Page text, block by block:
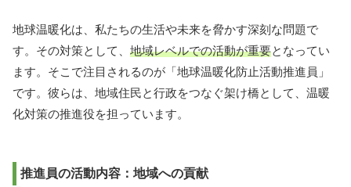
地球温暖化は、私たちの生活や未来を脅かす深刻な問題で
す。その対策として、 地域レベルでの活動が重要となってい
ます。そこで注目されるのが「地球温暖化防止活動推進員」
です。彼らは、地域住民と行政をつなぐ架け橋として、温暖
化対策の推進役を担っています。
推進員の活動内容：地域への貢献